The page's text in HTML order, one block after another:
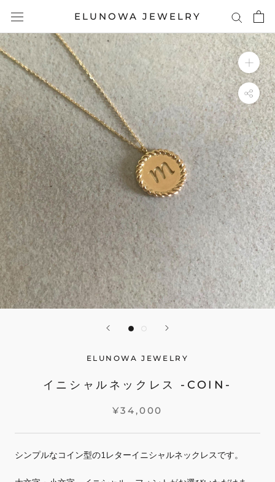
ッ
プ
し
て
コ
ン
テ
ン
ツ
に
移
動
す
る
ELUNOWA JEWELRY
ELUNOWA JEWELRY
イニシャルネックレス ‐COIN‐
¥34,000
シンプルなコイン型の1レターイニシャルネックレスです。